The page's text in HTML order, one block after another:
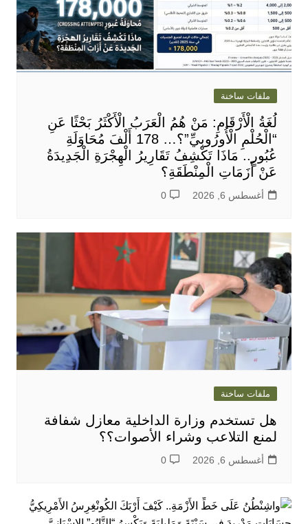
ملفات ساخنة
لُغَةُ الْأَرْقَامِ: مَنْ هُمُ الْعَرَبُ الْأَكْثَرُ بَحْثًا عَنِ
“الْحُلْمِ الْأُورُوبِيِّ”؟… 178 أَلْفَ مُحَاوَلَةِ
عُبُورٍ.. مَاذَا تَكْشِفُ تَقَارِيرُ الْهِجْرَةِ الْجَدِيدَةُ
عَنْ أَزَمَاتِ الْمِنْطَقَةِ؟
أغسطس 6, 2026 0
ملفات ساخنة
هل تستخدم وزارة الداخلية معازل شفافة
لمنع التلاعب وشراء الأصوات؟؟
أغسطس 6, 2026 0